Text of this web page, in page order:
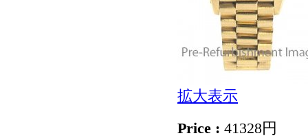
拡大表示
Price : 41328円